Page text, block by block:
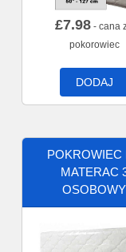
£7.98 - cana
pokorowiec
DODAJ
POKROWIEC
MATERAC
OSOBOWY